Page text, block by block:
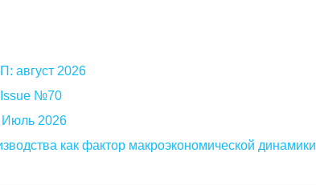
август 2026
Issue №70
Июль 2026
как фактор макроэкономической динамики